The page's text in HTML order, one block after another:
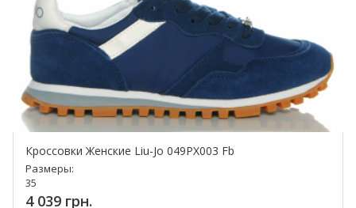
Кроссовки Женские Liu-Jo 049PX003 Fb
Размеры:
35
4 039 грн.